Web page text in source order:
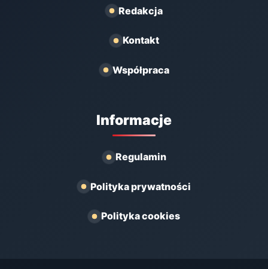
Redakcja
Kontakt
Współpraca
Informacje
Regulamin
Polityka prywatności
Polityka cookies